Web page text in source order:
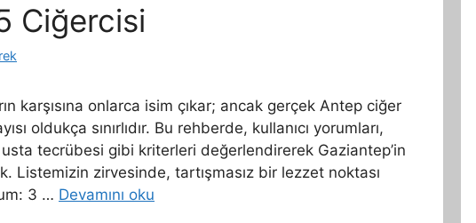
Ciğercisi
karşısına onlarca isim çıkar; ancak gerçek Antep ciğer
oldukça sınırlıdır. Bu rehberde, kullanıcı yorumları,
tecrübesi gibi kriterleri değerlendirerek Gaziantep’in
Listemizin zirvesinde, tartışmasız bir lezzet noktası
3 … Devamını oku